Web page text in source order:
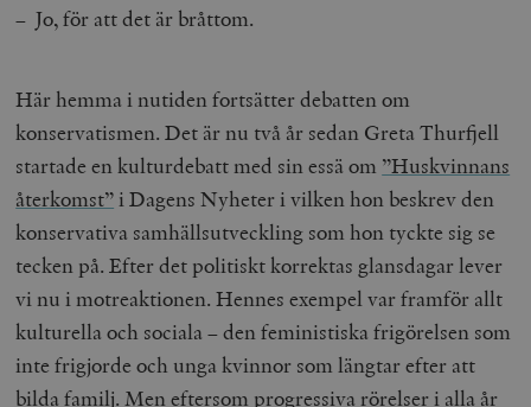
– Jo, för att det är bråttom.
Här hemma i nutiden fortsätter debatten om
konservatismen. Det är nu två år sedan Greta Thurfjell
startade en kulturdebatt med sin essä om ”Huskvinnans
återkomst”i Dagens Nyheter i vilken hon beskrev den
konservativa samhällsutveckling som hon tyckte sig se
tecken på. Efter det politiskt korrektas glansdagar lever
vi nu i motreaktionen. Hennes exempel var framför allt
kulturella och sociala – den feministiska frigörelsen som
inte frigjorde och unga kvinnor som längtar efter att
bilda familj. Men eftersom progressiva rörelser i alla år